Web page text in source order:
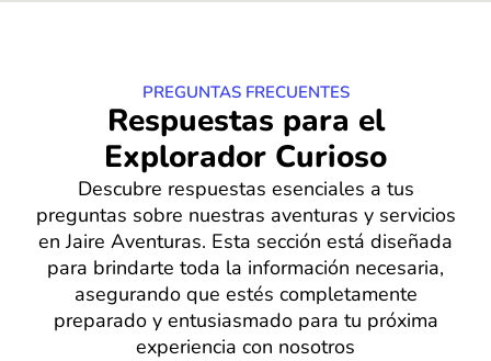
PREGUNTAS FRECUENTES
Respuestas para el
Explorador Curioso
Descubre respuestas esenciales a tus
preguntas sobre nuestras aventuras y servicios
en Jaire Aventuras. Esta sección está diseñada
para brindarte toda la información necesaria,
asegurando que estés completamente
preparado y entusiasmado para tu próxima
experiencia con nosotros